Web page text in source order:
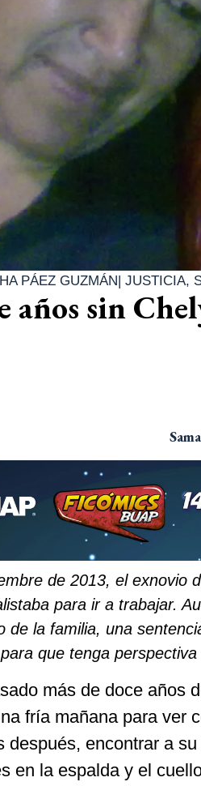
PÁEZ GUZMÁN| JUSTICIA,
años sin
de 2013, el exnovio
para ir a trabajar.
de la familia, una
que tenga
más de doce años
fría mañana para ver
después, encontrar a
en la espalda y el